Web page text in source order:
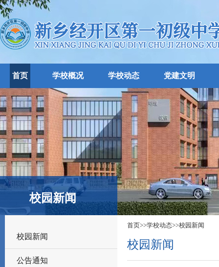
首页 学校概况 学校动态 党建文明
校园新闻
校园新闻
公告通知
首页>>学校动态>>校园新闻
校园新闻